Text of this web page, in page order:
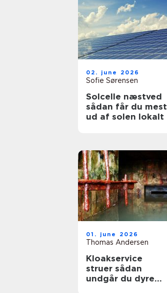
02. june 2026
Sofie Sørensen
Solcelle næstved
sådan får du mest
ud af solen lokalt
01. june 2026
Thomas Andersen
Kloakservice
struer sådan
undgår du dyre